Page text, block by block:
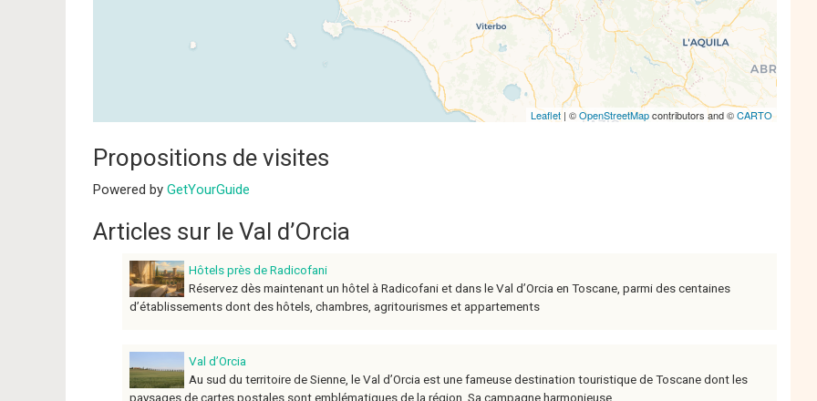
Leaflet | ©OpenStreetMapcontributors and ©CARTO
Propositions de visites
Powered by GetYourGuide
Articles sur le Val d’Orcia
Hôtels près de Radicofani
Réservez dès maintenant un hôtel à Radicofani et dans le Val d’Orcia en Toscane, parmi des centaines
d’établissements dont des hôtels, chambres, agritourismes et appartements
Val d’Orcia
Au sud du territoire de Sienne, le Val d’Orcia est une fameuse destination touristique de Toscane dont les
paysages de cartes postales sont emblématiques de la région. Sa campagne harmonieuse ...